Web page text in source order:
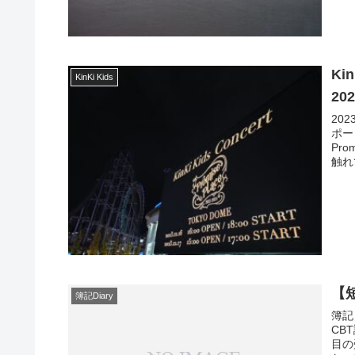
KinKi Kids
ポ
触
簿記Diary
簿
目